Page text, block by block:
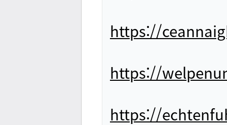
https://
https://
https://